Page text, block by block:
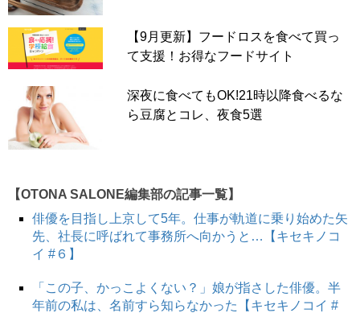
【9月更新】フードロスを食べて買っ
て支援！お得なフードサイト
深夜に食べてもOK!21時以降食べるな
ら豆腐とコレ、夜食5選
【OTONA SALONE編集部の記事一覧】
俳優を目指し上京して5年。仕事が軌道に乗り始めた矢
先、社長に呼ばれて事務所へ向かうと…【キセキノコ
イ #６】
「この子、かっこよくない？」娘が指さした俳優。半
年前の私は、名前すら知らなかった【キセキノコイ #